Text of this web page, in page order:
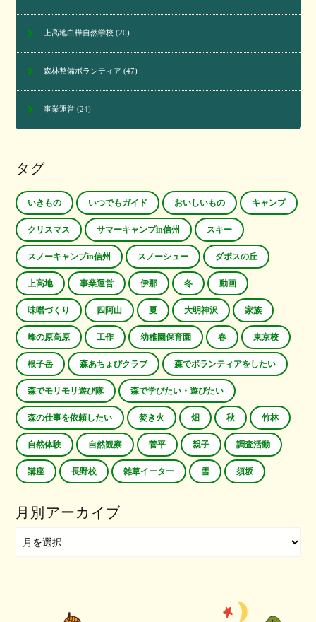
上高地白樺自然学校(20)
森林整備ボランティア (47)
事業運営(24)
タグ
いきもの いつでもガイド おいしいもの キャンプ
クリスマス サマーキャンプin信州 スキー
スノーキャンプin信州 スノーシュー ダボスの丘
上高地 事業運営 伊那 冬 動画
味噌づくり 四阿山 夏 大明神沢 家族
峰の原高原 工作 幼稚園保育園 春 東京校
根子岳 森あちょびクラブ 森でボランティアをしたい
森でモリモリ遊び隊 森で学びたい・遊びたい
森の仕事を依頼したい 焚き火 畑 秋 竹林
自然体験 自然観察 菅平 親子 調査活動
講座 長野校 雑草イーター 雪 須坂
月別アーカイブ